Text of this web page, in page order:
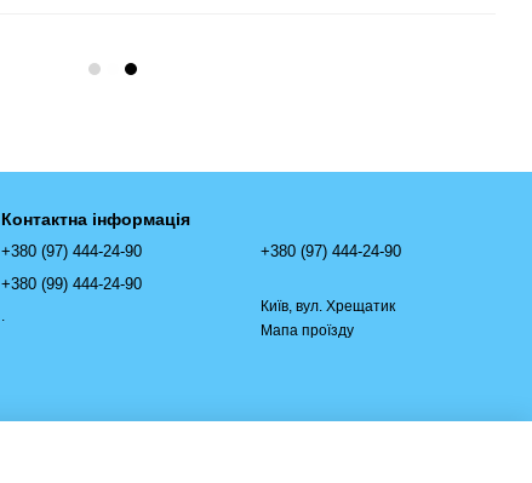
Контактна інформація
+380 (97) 444-24-90
+380 (99) 444-24-90
.
+380 (97) 444-24-90
Київ, вул. Хрещатик
Мапа проїзду